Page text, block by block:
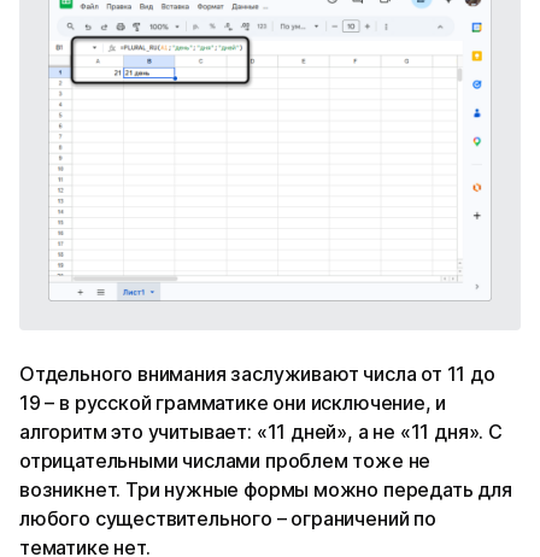
Отдельного внимания заслуживают числа от 11 до
19 – в русской грамматике они исключение, и
алгоритм это учитывает: «11 дней», а не «11 дня». С
отрицательными числами проблем тоже не
возникнет. Три нужные формы можно передать для
любого существительного – ограничений по
тематике нет.